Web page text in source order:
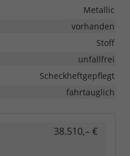
Metallic
vorhanden
Stoff
unfallfrei
Scheckheftgepflegt
fahrtauglich
38.510,– €